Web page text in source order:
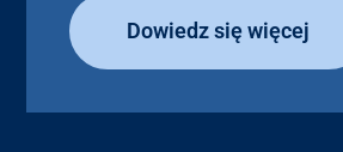
Dowiedz się więcej